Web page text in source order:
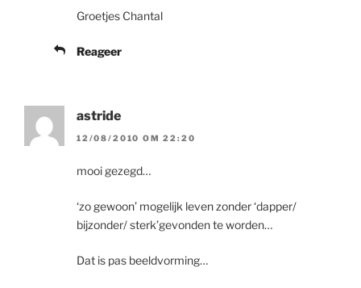
Groetjes Chantal
Reageer
astride
12/08/2010 OM 22:20
mooi gezegd…
‘zo gewoon’ mogelijk leven zonder ‘dapper/
bijzonder/ sterk’gevonden te worden…
Dat is pas beeldvorming…